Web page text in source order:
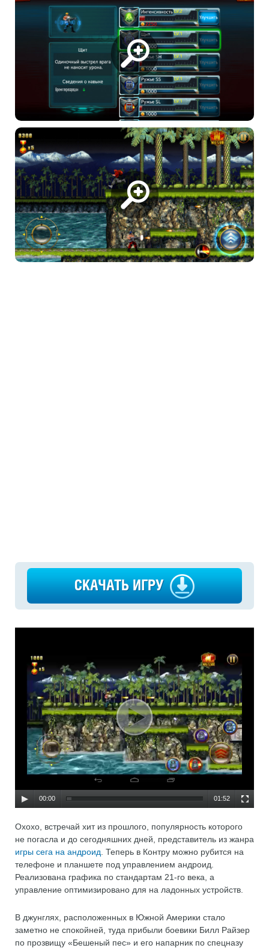
СКАЧАТЬ ИГРУ
00:00 01:52
Охохо, встречай хит из прошлого, популярность которого
не погасла и до сегодняшних дней, представитель из жанра
игры сега на андроид . Теперь в Контру можно рубится на
телефоне и планшете под управлением андроид.
Реализована графика по стандартам 21-го века, а
управление оптимизировано для на ладонных устройств.
В джунглях, расположенных в Южной Америки стало
заметно не спокойней, туда прибыли боевики Билл Райзер
по прозвищу «Бешеный пес» и его напарник по спецназу